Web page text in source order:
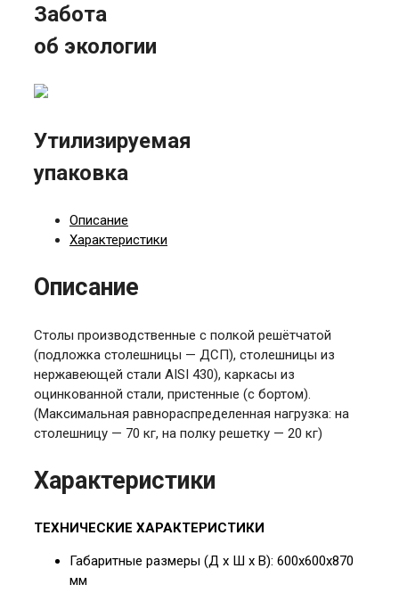
Забота
об экологии
Утилизируемая
упаковка
Описание
Характеристики
Описание
Столы производственные с полкой решётчатой
(подложка столешницы — ДСП), столешницы из
нержавеющей стали AISI 430), каркасы из
оцинкованной стали, пристенные (с бортом).
(Максимальная равнораспределенная нагрузка: на
столешницу — 70 кг, на полку решетку — 20 кг)
Характеристики
ТЕХНИЧЕСКИЕ ХАРАКТЕРИСТИКИ
Габаритные размеры (Д х Ш х В): 600х600х870
мм